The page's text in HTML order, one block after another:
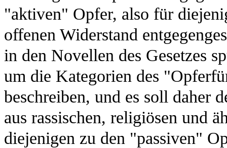
"aktiven" Opfer, also für
offenen Widerstand
in den Novellen des Gesetzes
um die Kategorien des
beschreiben, und es soll daher
aus rassischen, religiösen und
diejenigen zu den "passiven"